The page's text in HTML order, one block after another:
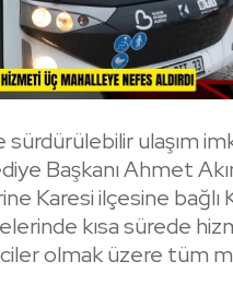
ulaşım
Başkanı Ahmet
Karesi ilçesine bağlı
kısa sürede
olmak üzere tüm